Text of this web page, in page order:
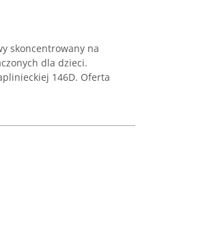
skoncentrowany na
dla dzieci.
146D. Oferta